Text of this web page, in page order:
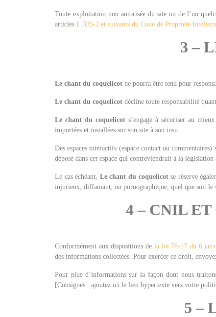
Toute exploitation non autorisée du site ou de l’un
articles L.335-2 et suivants du Code de Propriété
3 –
Le chant du coquelicot ne pourra être tenu pour
Le chant du coquelicot décline toute responsabilité
Le chant du coquelicot s’engage à sécuriser au
importées et installées sur son site à son insu.
Des espaces interactifs (espace contact ou
déposé dans cet espace qui contreviendrait à la
Le cas échéant, Le chant du coquelicotse réserve
injurieux, diffamant, ou pornographique, quel que soit
4 – CNIL ET
Conformément aux dispositions de la loi 78-17 du 6
des informations collectées. Pour exercer ce droit,
Pour plus d’informations sur la façon dont nous
[Consignes : ajoutez ici le lien hypertexte vers votre
5 –